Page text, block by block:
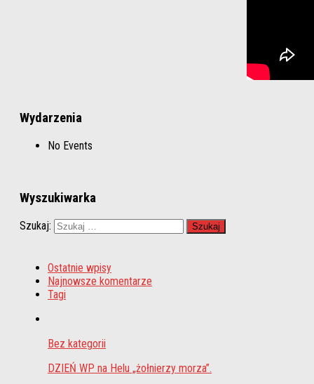
Wydarzenia
No Events
Wyszukiwarka
Szukaj:
Ostatnie wpisy
Najnowsze komentarze
Tagi
Bez kategorii
DZIEŃ WP na Helu „żołnierzy morza”.